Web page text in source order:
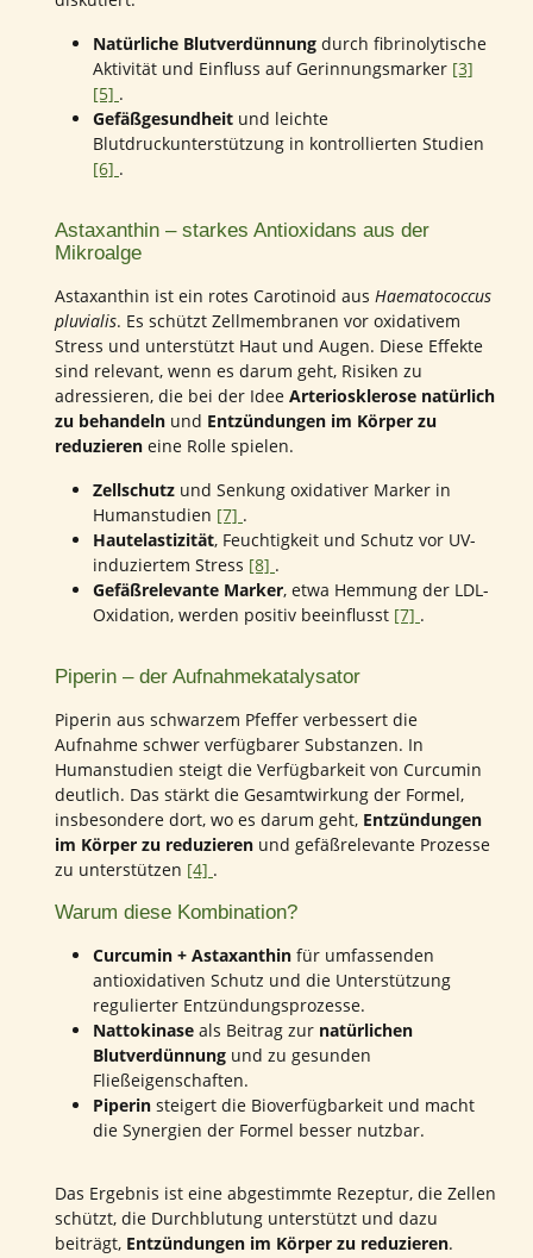
Natürliche Blutverdünnung durch fibrinolytische
Aktivität und Einfluss auf Gerinnungsmarker [3]
[5] .
Gefäßgesundheit und leichte
Blutdruckunterstützung in kontrollierten Studien
[6] .
Astaxanthin – starkes Antioxidans aus der
Mikroalge
Astaxanthin ist ein rotes Carotinoid aus Haematococcus
pluvialis. Es schützt Zellmembranen vor oxidativem
Stress und unterstützt Haut und Augen. Diese Effekte
sind relevant, wenn es darum geht, Risiken zu
adressieren, die bei der Idee Arteriosklerose natürlich
zu behandeln und Entzündungen im Körper zu
reduzieren eine Rolle spielen.
Zellschutz und Senkung oxidativer Marker in
Humanstudien [7] .
Hautelastizität, Feuchtigkeit und Schutz vor UV-
induziertem Stress [8] .
Gefäßrelevante Marker, etwa Hemmung der LDL-
Oxidation, werden positiv beeinflusst [7] .
Piperin – der Aufnahmekatalysator
Piperin aus schwarzem Pfeffer verbessert die
Aufnahme schwer verfügbarer Substanzen. In
Humanstudien steigt die Verfügbarkeit von Curcumin
deutlich. Das stärkt die Gesamtwirkung der Formel,
insbesondere dort, wo es darum geht, Entzündungen
im Körper zu reduzieren und gefäßrelevante Prozesse
zu unterstützen [4] .
Warum diese Kombination?
Curcumin + Astaxanthin für umfassenden
antioxidativen Schutz und die Unterstützung
regulierter Entzündungsprozesse.
Nattokinase als Beitrag zur natürlichen
Blutverdünnung und zu gesunden
Fließeigenschaften.
Piperin steigert die Bioverfügbarkeit und macht
die Synergien der Formel besser nutzbar.
Das Ergebnis ist eine abgestimmte Rezeptur, die Zellen
schützt, die Durchblutung unterstützt und dazu
beiträgt, Entzündungen im Körper zu reduzieren.